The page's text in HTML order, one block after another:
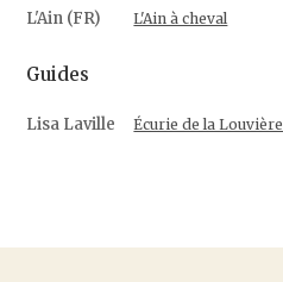
L'Ain (FR) L'Ain à cheval
Guides
Lisa Laville Écurie de la Louvière